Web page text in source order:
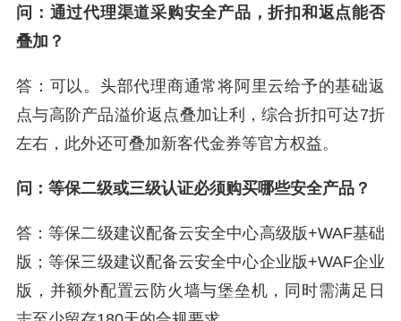
问：通过代理渠道采购安全产品，折扣和返点能否
叠加？
答：可以。头部代理商通常将阿里云给予的基础返
点与高阶产品溢价返点叠加让利，综合折扣可达7折
左右，此外还可叠加新客代金券等官方权益。
问：等保二级或三级认证必须购买哪些安全产品？
答：等保二级建议配备云安全中心高级版+WAF基础
版；等保三级建议配备云安全中心企业版+WAF企业
版，并额外配置云防火墙与堡垒机，同时需满足日